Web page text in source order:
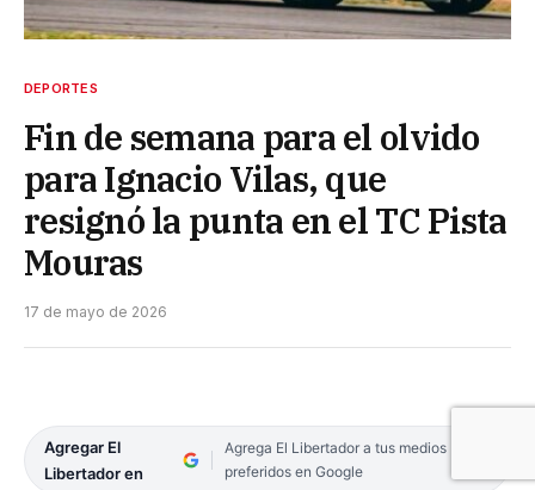
DEPORTES
Fin de semana para el olvido
para Ignacio Vilas, que
resignó la punta en el TC Pista
Mouras
17 de mayo de 2026
Agregar El
Libertador en
Agrega El Libertador a tus medios
preferidos en Google